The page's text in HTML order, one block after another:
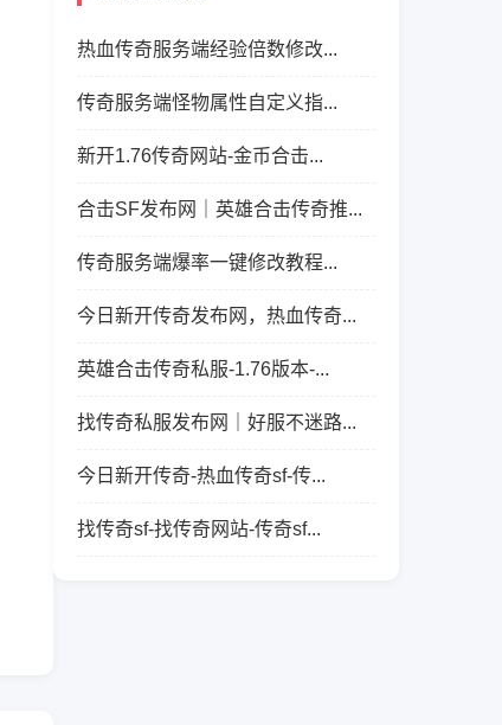
热血传奇服务端经验倍数修改...
传奇服务端怪物属性自定义指...
新开1.76传奇网站-金币合击...
合击SF发布网｜英雄合击传奇推...
传奇服务端爆率一键修改教程...
今日新开传奇发布网，热血传奇...
英雄合击传奇私服-1.76版本-...
找传奇私服发布网｜好服不迷路...
今日新开传奇-热血传奇sf-传...
找传奇sf-找传奇网站-传奇sf...